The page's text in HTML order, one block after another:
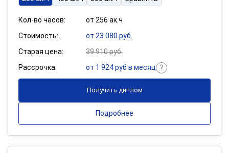
Кол-во часов:
от 256 ак.ч
Стоимость:
от 23 080 руб.
Старая цена:
39 910 руб.
Рассрочка:
от 1 924 руб в месяц
Получить диплом
Подробнее